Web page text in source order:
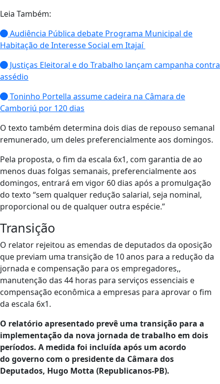
Leia Também:
Audiência Pública debate Programa Municipal de
Habitação de Interesse Social em Itajaí
Justiças Eleitoral e do Trabalho lançam campanha contra
assédio
Toninho Portella assume cadeira na Câmara de
Camboriú por 120 dias
O texto também determina dois dias de repouso semanal
remunerado, um deles preferencialmente aos domingos.
Pela proposta, o fim da escala 6x1, com garantia de ao
menos duas folgas semanais, preferencialmente aos
domingos, entrará em vigor 60 dias após a promulgação
do texto “sem qualquer redução salarial, seja nominal,
proporcional ou de qualquer outra espécie.”
Transição
O relator rejeitou as emendas de deputados da oposição
que previam uma transição de 10 anos para a redução da
jornada e compensação para os empregadores,,
manutenção das 44 horas para serviços essenciais e
compensação econômica a empresas para aprovar o fim
da escala 6x1.
O relatório apresentado prevê uma transição para a
implementação da nova jornada de trabalho em dois
períodos. A medida foi incluída após um acordo
do governo com o presidente da Câmara dos
Deputados, Hugo Motta (Republicanos-PB).